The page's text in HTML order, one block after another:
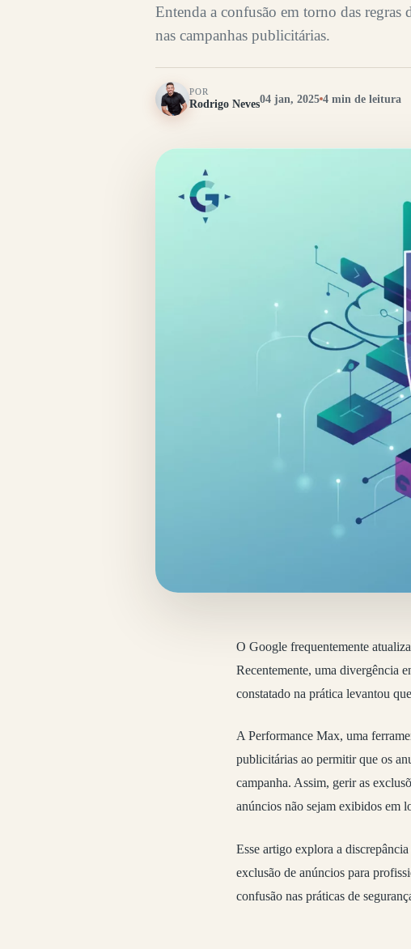
Entenda a confusão em torno das
nas campanhas publicitárias.
POR
Rodrigo Neves04 jan, 2025 4 min de leitura
O Google frequentemente
Recentemente, uma divergência
constatado na prática levantou
A Performance Max, uma
publicitárias ao permitir que os
campanha. Assim, gerir as
anúncios não sejam exibidos em
Esse artigo explora a
exclusão de anúncios para
confusão nas práticas de